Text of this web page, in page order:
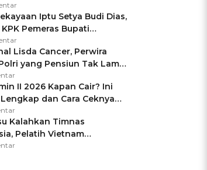
Negara Jamin Keamanan
Iptu Setya Budi Dias,
Pemeras Bupati
Lisda Cancer, Perwira
yang Pensiun Tak Lama
Brigjen
II 2026 Kapan Cair? Ini
dan Cara Ceknya
Tidak Hangus!
Kalahkan Timnas
Pelatih Vietnam
Pakai Jimat di Pakansari